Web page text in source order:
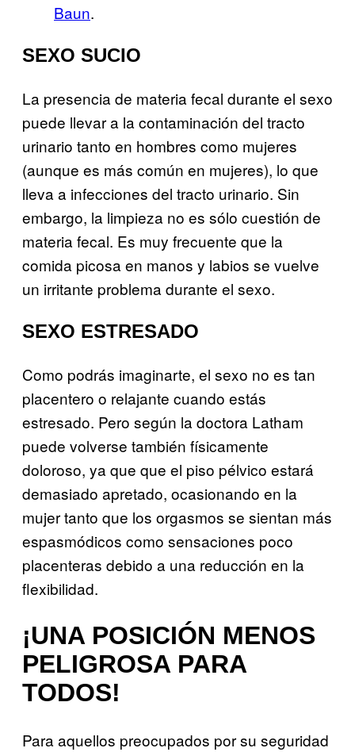
Baun.
SEXO SUCIO
La presencia de materia fecal durante el sexo
puede llevar a la contaminación del tracto
urinario tanto en hombres como mujeres
(aunque es más común en mujeres), lo que
lleva a infecciones del tracto urinario. Sin
embargo, la limpieza no es sólo cuestión de
materia fecal. Es muy frecuente que la
comida picosa en manos y labios se vuelve
un irritante problema durante el sexo.
SEXO ESTRESADO
Como podrás imaginarte, el sexo no es tan
placentero o relajante cuando estás
estresado. Pero según la doctora Latham
puede volverse también físicamente
doloroso, ya que que el piso pélvico estará
demasiado apretado, ocasionando en la
mujer tanto que los orgasmos se sientan más
espasmódicos como sensaciones poco
placenteras debido a una reducción en la
flexibilidad.
¡UNA POSICIÓN MENOS
PELIGROSA PARA
TODOS!
Para aquellos preocupados por su seguridad